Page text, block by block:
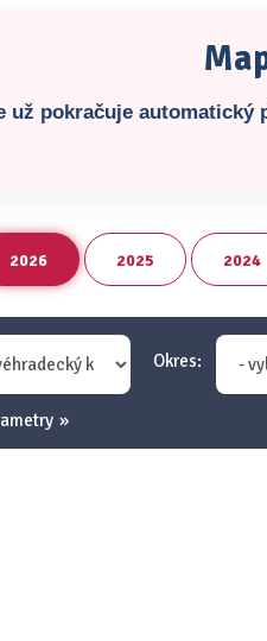
už pokračuje automatický
2026 2025 2024
Okres: